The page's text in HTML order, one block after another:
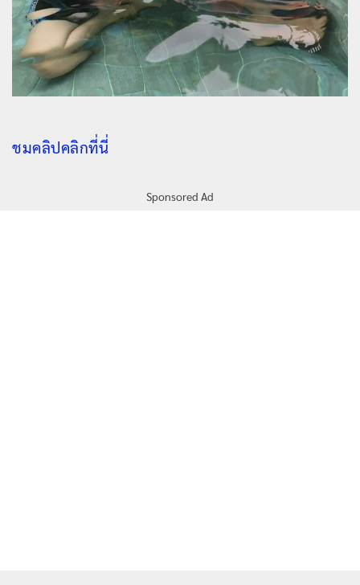
ชมคลิปคลิกที่นี่
Sponsored Ad